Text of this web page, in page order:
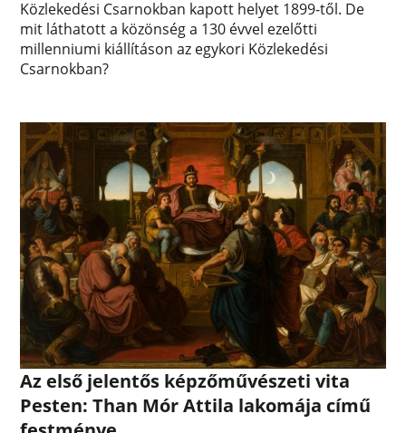
Közlekedési Csarnokban kapott helyet 1899-től. De
mit láthatott a közönség a 130 évvel ezelőtti
millenniumi kiállításon az egykori Közlekedési
Csarnokban?
Az első jelentős képzőművészeti vita
Pesten: Than Mór Attila lakomája című